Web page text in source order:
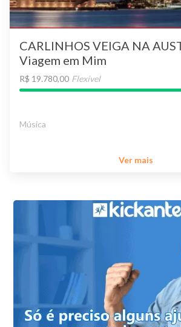
CARLINHOS VEIGA NA
Viagem em Mim
R$ 19.780,00 Flexível
Música
Ver mais